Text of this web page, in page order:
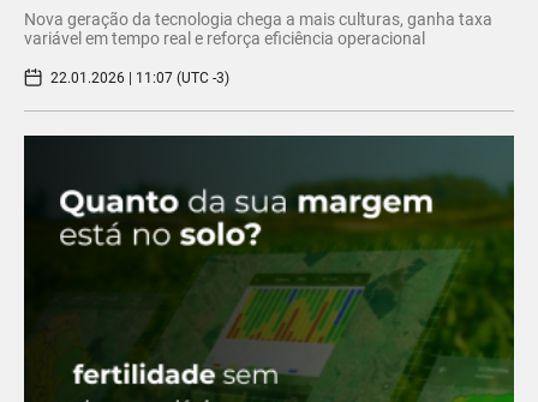
Nova geração da tecnologia chega a mais culturas, ganha taxa
variável em tempo real e reforça eficiência operacional
22.01.2026 | 11:07 (UTC -3)